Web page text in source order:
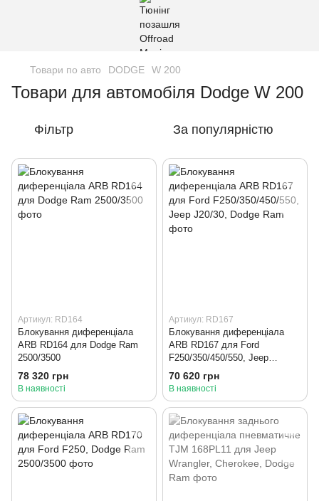
Товари по авто DODGE W 200
Товари для автомобіля Dodge W 200
Фільтр За популярністю
Артикул: RD164
Блокування диференціала
ARB RD164 для Dodge Ram
2500/3500
78 320 грн
В наявності
Артикул: RD167
Блокування диференціала
ARB RD167 для Ford
F250/350/450/550, Jeep
J20/30, Dodge Ram
70 620 грн
В наявності